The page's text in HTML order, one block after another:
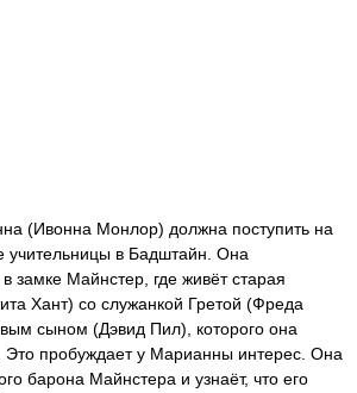
(Ивонна Монлор) должна поступить на
учительницы в Бадштайн. Она
замке Майнстер, где живёт старая
Хант) со служанкой Гретой (Фреда
сыном (Дэвид Пил), которого она
Это пробуждает у Марианны интерес. Она
барона Майнстера и узнаёт, что его